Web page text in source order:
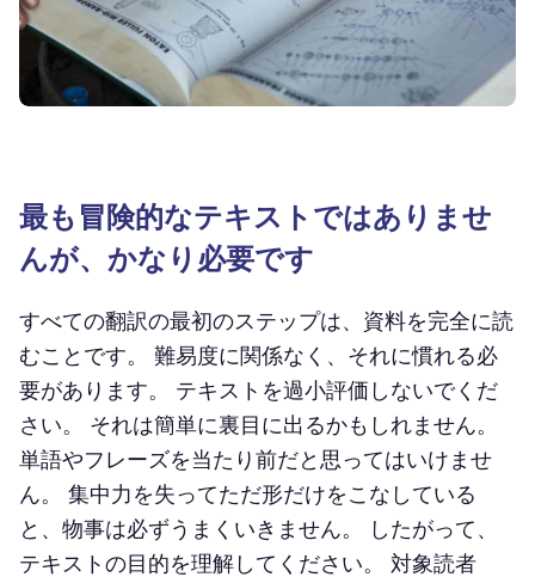
最も冒険的なテキストではありませ
んが、かなり必要です
すべての翻訳の最初のステップは、資料を完全に読
むことです。 難易度に関係なく、それに慣れる必
要があります。 テキストを過小評価しないでくだ
さい。 それは簡単に裏目に出るかもしれません。
単語やフレーズを当たり前だと思ってはいけませ
ん。 集中力を失ってただ形だけをこなしている
と、物事は必ずうまくいきません。 したがって、
テキストの目的を理解してください。 対象読者